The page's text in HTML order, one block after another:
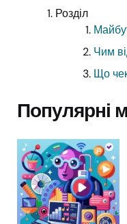
Розділ
Чим
Що
Популярні